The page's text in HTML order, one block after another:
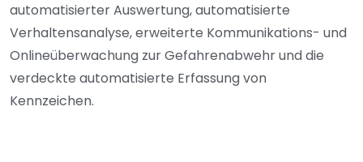
automatisierter Auswertung, automatisierte
Verhaltensanalyse, erweiterte Kommunikations- und
Onlineüberwachung zur Gefahrenabwehr und die
verdeckte automatisierte Erfassung von
Kennzeichen.